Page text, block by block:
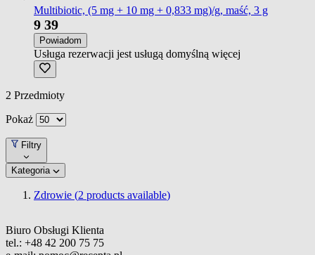
Multibiotic, (5 mg + 10 mg + 0,833 mg)/g, maść, 3 g
9 39
Powiadom
Usługa rezerwacji jest usługą domyślną więcej
2 Przedmioty
Pokaż
Filtry
Kategoria
Zdrowie (2 products available)
Biuro Obsługi Klienta
tel.: +48 42 200 75 75